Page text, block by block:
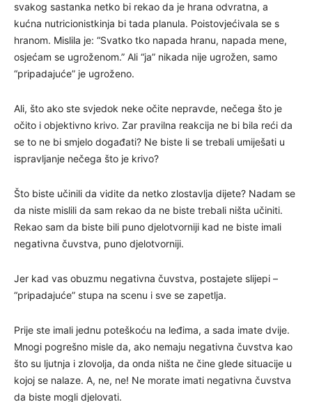
svakog sastanka netko bi rekao da je hrana odvratna, a
kućna nutricionistkinja bi tada planula. Poistovjećivala se s
hranom. Mislila je: “Svatko tko napada hranu, napada mene,
osjećam se ugroženom.” Ali “ja” nikada nije ugrožen, samo
“pripadajuće” je ugroženo.
Ali, što ako ste svjedok neke očite nepravde, nečega što je
očito i objektivno krivo. Zar pravilna reakcija ne bi bila reći da
se to ne bi smjelo događati? Ne biste li se trebali umiješati u
ispravljanje nečega što je krivo?
Što biste učinili da vidite da netko zlostavlja dijete? Nadam se
da niste mislili da sam rekao da ne biste trebali ništa učiniti.
Rekao sam da biste bili puno djelotvorniji kad ne biste imali
negativna čuvstva, puno djelotvorniji.
Jer kad vas obuzmu negativna čuvstva, postajete slijepi –
“pripadajuće” stupa na scenu i sve se zapetlja.
Prije ste imali jednu poteškoću na leđima, a sada imate dvije.
Mnogi pogrešno misle da, ako nemaju negativna čuvstva kao
što su ljutnja i zlovolja, da onda ništa ne čine glede situacije u
kojoj se nalaze. A, ne, ne! Ne morate imati negativna čuvstva
da biste mogli djelovati.